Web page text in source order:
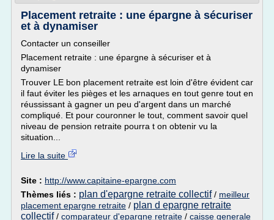
Placement retraite : une épargne à sécuriser
et à dynamiser
Contacter un conseiller
Placement retraite : une épargne à sécuriser et à
dynamiser
Trouver LE bon placement retraite est loin d'être évident car
il faut éviter les pièges et les arnaques en tout genre tout en
réussissant à gagner un peu d'argent dans un marché
compliqué. Et pour couronner le tout, comment savoir quel
niveau de pension retraite pourra t on obtenir vu la
situation...
Lire la suite
Site : http://www.capitaine-epargne.com
Thèmes liés : plan d'epargne retraite collectif/ meilleur
placement epargne retraite / plan d epargne retraite
collectif/ comparateur d'epargne retraite / caisse generale